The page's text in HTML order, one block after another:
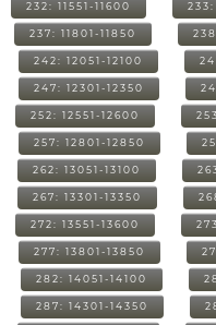
232: 11551-11600 233:
237: 11801-11850
242: 12051-12100
247: 12301-12350
252: 12551-12600
257: 12801-12850
262: 13051-13100
267: 13301-13350
272: 13551-13600
277: 13801-13850
282: 14051-14100
287: 14301-14350